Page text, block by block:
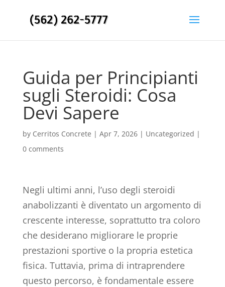
Guida per Principianti
sugli Steroidi: Cosa
Devi Sapere
by Cerritos Concrete | Apr 7, 2026| Uncategorized |
0 comments
Negli ultimi anni, l’uso degli steroidi
anabolizzanti è diventato un argomento di
crescente interesse, soprattutto tra coloro
che desiderano migliorare le proprie
prestazioni sportive o la propria estetica
fisica. Tuttavia, prima di intraprendere
questo percorso, è fondamentale essere